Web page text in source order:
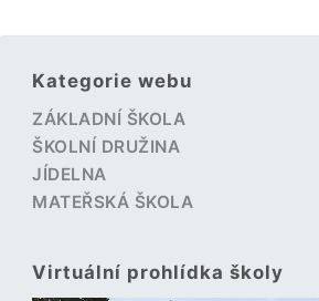
Kategorie webu
ZÁKLADNÍ ŠKOLA
ŠKOLNÍ DRUŽINA
JÍDELNA
MATEŘSKÁ ŠKOLA
Virtuální prohlídka školy